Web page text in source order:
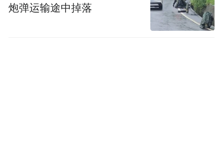
炮弹运输途中掉落